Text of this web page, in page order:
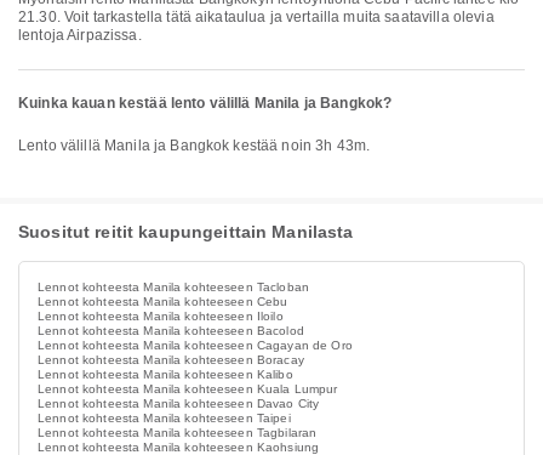
21.30. Voit tarkastella tätä aikataulua ja vertailla muita saatavilla olevia
lentoja Airpazissa.
Kuinka kauan kestää lento välillä Manila ja Bangkok?
Lento välillä Manila ja Bangkok kestää noin 3h 43m.
Suositut reitit kaupungeittain Manilasta
Lennot kohteesta Manila kohteeseen Tacloban
Lennot kohteesta Manila kohteeseen Cebu
Lennot kohteesta Manila kohteeseen Iloilo
Lennot kohteesta Manila kohteeseen Bacolod
Lennot kohteesta Manila kohteeseen Cagayan de Oro
Lennot kohteesta Manila kohteeseen Boracay
Lennot kohteesta Manila kohteeseen Kalibo
Lennot kohteesta Manila kohteeseen Kuala Lumpur
Lennot kohteesta Manila kohteeseen Davao City
Lennot kohteesta Manila kohteeseen Taipei
Lennot kohteesta Manila kohteeseen Tagbilaran
Lennot kohteesta Manila kohteeseen Kaohsiung